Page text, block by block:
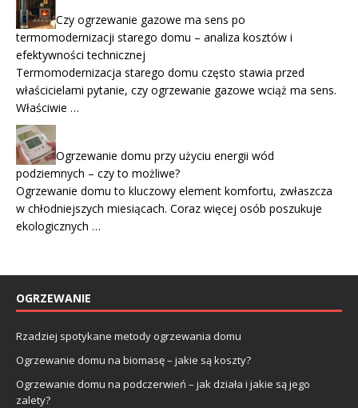
Czy ogrzewanie gazowe ma sens po
termomodernizacji starego domu – analiza kosztów i
efektywności technicznej
Termomodernizacja starego domu często stawia przed
właścicielami pytanie, czy ogrzewanie gazowe wciąż ma sens.
Właściwie …
Ogrzewanie domu przy użyciu energii wód
podziemnych – czy to możliwe?
Ogrzewanie domu to kluczowy element komfortu, zwłaszcza
w chłodniejszych miesiącach. Coraz więcej osób poszukuje
ekologicznych …
OGRZEWANIE
Rzadziej spotykane metody ogrzewania domu
Ogrzewanie domu na biomasę – jakie są koszty?
Ogrzewanie domu na podczerwień – jak działa i jakie są jego
zalety?